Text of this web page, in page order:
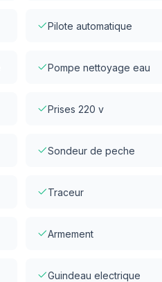
Pilote automatique
Pompe nettoyage eau
Prises 220 v
Sondeur de peche
Traceur
Armement
Guindeau electrique